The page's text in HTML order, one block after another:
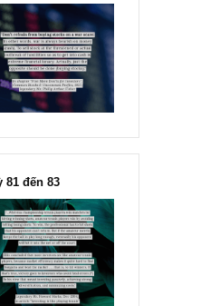
thái độ của đám
rủi ro, Ngài Howard